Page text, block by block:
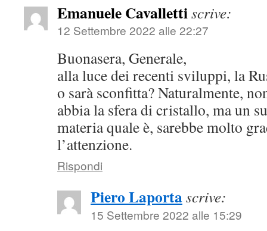
Emanuele Cavallettiscrive:
12 Settembre 2022 alle 22:27
Buonasera, Generale,
alla luce dei recenti sviluppi, la
o sarà sconfitta? Naturalmente,
abbia la sfera di cristallo, ma un
materia quale è, sarebbe molto
l’attenzione.
Rispondi
Piero Laportascrive:
15 Settembre 2022 alle 15:29